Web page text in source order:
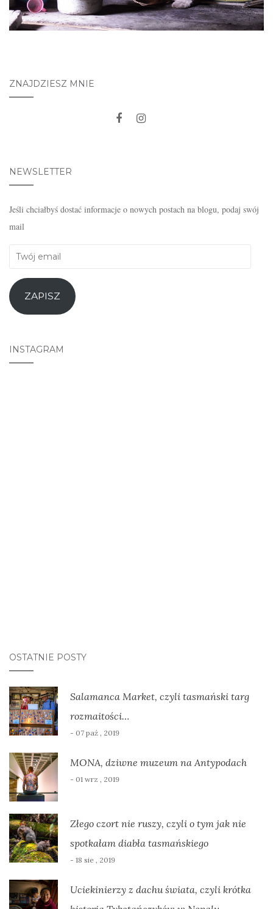
ZNAJDZIESZ MNIE
NEWSLETTER
Jeśli chciałbyś dostać informacje o nowych postach na blogu, podaj swój
mail
Twój
ZAPISZ
INSTAGRAM
OSTATNIE POSTY
Salamanca Market, czyli tasmański targ
rozmaitości…
- 07 paź , 2019
MONA, dziwne muzeum na Antypodach
- 01 wrz , 2019
Złego czort nie ruszy, czyli o tym jak nie
spotkałam diabła tasmańskiego
- 18 sie , 2019
Uciekinierzy z dachu świata, czyli krótka